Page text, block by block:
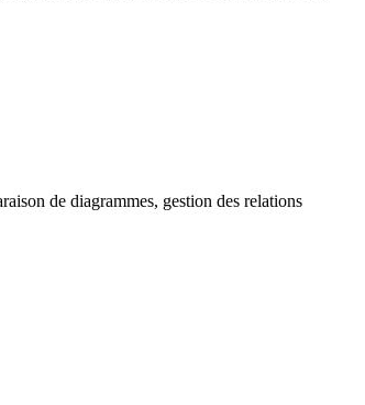
de diagrammes, gestion des relations